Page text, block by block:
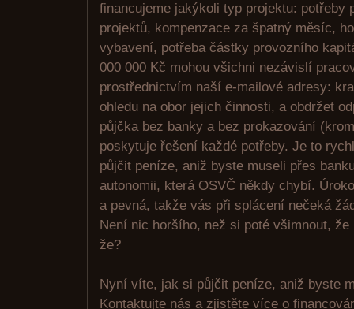
financujeme jakýkoli typ projektu: potřeby
projektů, kompenzace za špatný měsíc,
vybavení, potřeba částky provozního
000 000 Kč mohou všichni nezávislí
prostřednictvím naší e-mailové adresy:
ohledu na obor jejich činnosti, a obdržet
půjčka bez banky a bez prokazování
poskytuje řešení každé potřeby. Je to
půjčit peníze, aniž byste museli přes
autonomii, která OSVČ někdy chybí.
a pevná, takže vás při splácení nečeká
Není nic horšího, než si poté všimnout,
že?
Nyní víte, jak si půjčit peníze, aniž byste
Kontaktujte nás a zjistěte více o